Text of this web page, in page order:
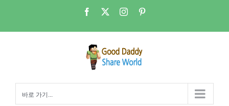
츠
Facebook Instagram
바로 가기...